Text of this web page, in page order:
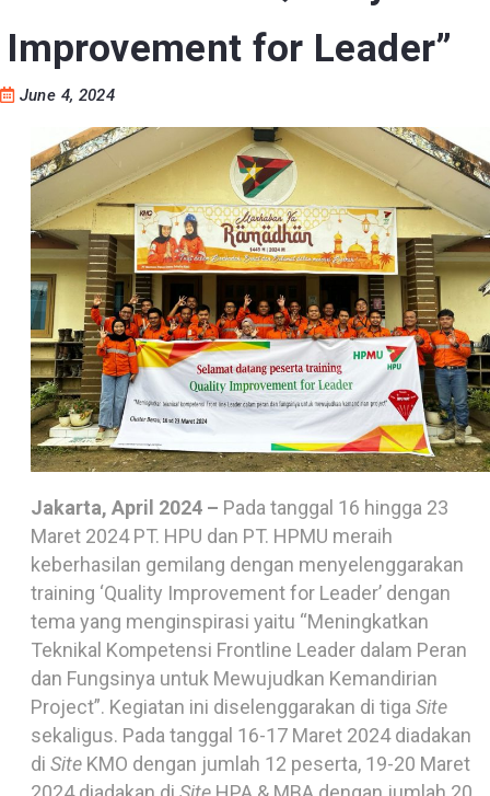
Pelatihan “Quality
Improvement for Leader”
June 4, 2024
Jakarta, April 2024 –Pada tanggal 16 hingga 23
Maret 2024 PT. HPU dan PT. HPMU meraih
keberhasilan gemilang dengan menyelenggarakan
training ‘Quality Improvement for Leader’ dengan
tema yang menginspirasi yaitu “Meningkatkan
Teknikal Kompetensi Frontline Leader dalam Peran
dan Fungsinya untuk Mewujudkan Kemandirian
Project”. Kegiatan ini diselenggarakan di tiga Site
sekaligus. Pada tanggal 16-17 Maret 2024 diadakan